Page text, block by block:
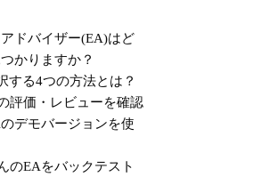
ドバイザー(EA)はど
かりますか？
する4つの方法とは？
評価・レビューを確認
デモバージョンを使
のEAをバックテスト